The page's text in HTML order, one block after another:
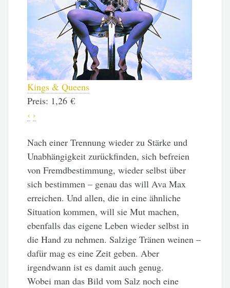
Kings & Queens
Preis: 1,26 €
‹ ›
Nach einer Trennung wieder zu Stärke und
Unabhängigkeit zurückfinden, sich befreien
von Fremdbestimmung, wieder selbst über
sich bestimmen – genau das will Ava Max
erreichen. Und allen, die in eine ähnliche
Situation kommen, will sie Mut machen,
ebenfalls das eigene Leben wieder selbst in
die Hand zu nehmen. Salzige Tränen weinen –
dafür mag es eine Zeit geben. Aber
irgendwann ist es damit auch genug.
Wobei man das Bild vom Salz noch eine